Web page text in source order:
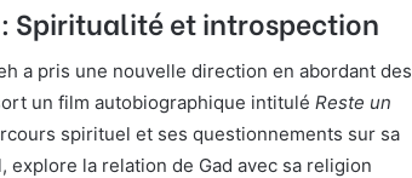
Spiritualité et introspection
a pris une nouvelle direction en abordant des
un film autobiographique intitulé Reste un
spirituel et ses questionnements sur sa
la relation de Gad avec sa religion